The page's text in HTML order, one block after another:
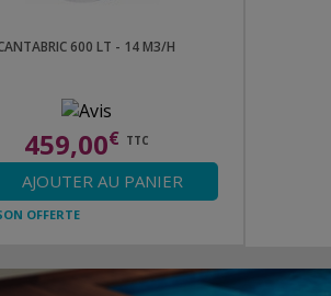
600 LT - 14 M3/H
459,00€ TTC
AJOUTER AU PANIER
OFFERTE